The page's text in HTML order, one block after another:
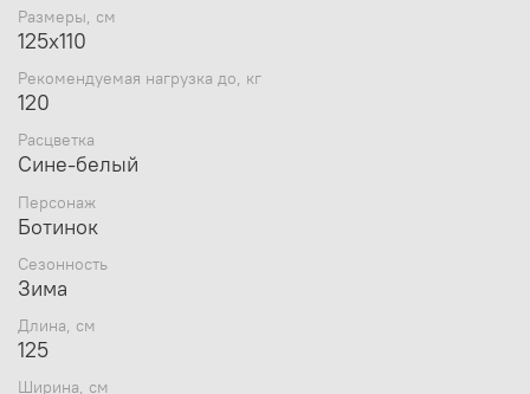
методом высококачественной, износостойкой и
экологичной сублимационной печати. Со
побледнеет.
Размеры, см
125х110
Рекомендуемая нагрузка до, кг
120
Расцветка
Сине-белый
Персонаж
Ботинок
Сезонность
Зима
Длина, см
125
Ширина, см